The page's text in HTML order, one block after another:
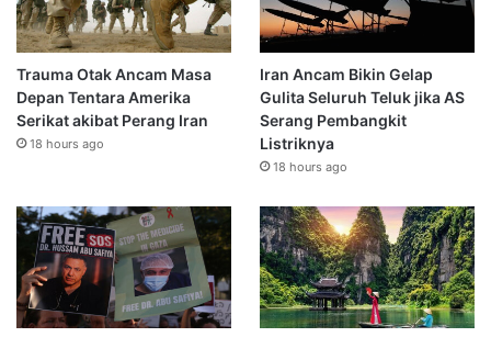
Trauma Otak Ancam Masa
Depan Tentara Amerika
Serikat akibat Perang Iran
18 hours ago
Iran Ancam Bikin Gelap
Gulita Seluruh Teluk jika AS
Serang Pembangkit
Listriknya
18 hours ago